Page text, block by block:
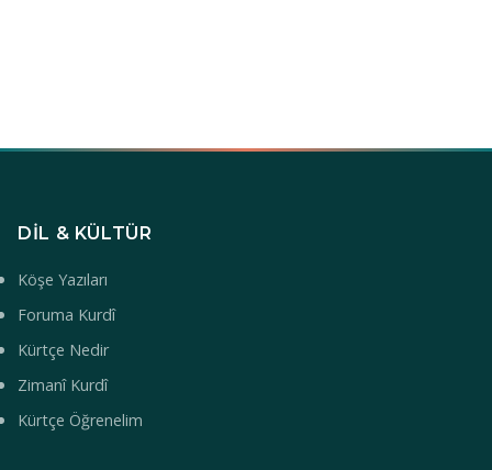
DIL & KÜLTÜR
Köşe Yazıları
Foruma Kurdî
Kürtçe Nedir
Zimanî Kurdî
Kürtçe Öğrenelim